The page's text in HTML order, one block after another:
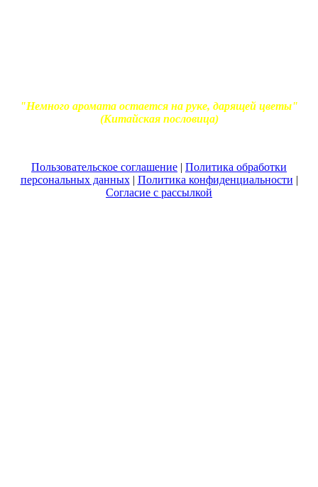
"Немного аромата остается на руке, дарящей цветы"
(Китайская пословица)
Пользовательское соглашение | Политика обработки
персональных данных| Политика конфиденциальности |
Согласие с рассылкой